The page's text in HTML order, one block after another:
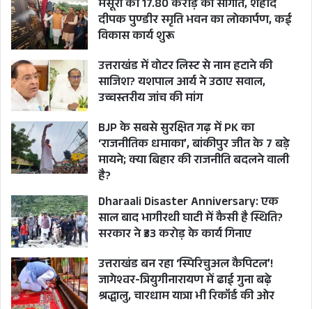
दूसरा मामला पीडब्ल्यूडी मंत्री सतपाल महाराज द्वारा पौड़ी
गढ़वाल जिले में राष्ट्रीय राजमार्ग 121 के अंतर्गत बीरोंखाल
और थैलीसैण में बन रही सड़क पर घटिया डामरीकरण के
बाद करीब 10 किलोमीटर तक सड़क उखाड़कर दोबारा
बनाने के निर्देश देने से संबंधित है। यह तो स्थानीय लोगों
द्वारा सड़क के नाम पर घटिया डामरीकरण को लेकर हल्ला
मचाने का असर रहा कि मंत्री महाराज की नींद टूटी और
मानकों के अनुसार दोबारा सड़क बनाने के लिए उनको
राष्ट्रीय राजमार्ग अफसरों को कहना पड़ा। वरना वे खुद
पीडब्ल्यूडी मंत्री हैं और राज्य में मैदान से लेकर पर्वतीय क्षेत्र
में उनके विभाग की सड़कों की हालत किसी से छिपी नहीं
है।
मसूरी को 17.80 करोड़ की सौगात, शहीद
दीपक पुण्डीर स्मृति भवन का लोकार्पण, कई
विकास कार्य शुरू
उत्तराखंड में वोटर लिस्ट से नाम हटाने की
साजिश? यशपाल आर्य ने उठाए सवाल,
उच्चस्तरीय जांच की मांग
BJP के सबसे सुरक्षित गढ़ में PK का
‘राजनीतिक धमाका’, बांकीपुर जीत के 7 बड़े
मायने; क्या बिहार की राजनीति बदलने वाली
है?
Dharaali Disaster Anniversary: एक
साल बाद भागीरथी घाटी में कैसी है स्थिति?
सरकार ने ₹33 करोड़ के कार्य गिनाए
उत्तराखंड बन रहा ‘स्पिरिचुअल कैपिटल’!
जागेश्वर-त्रियुगीनारायण में ढाई गुना बढ़े
श्रद्धालु, चारधाम यात्रा भी रिकॉर्ड की ओर